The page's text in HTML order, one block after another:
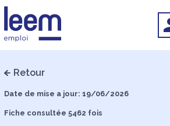
Retour
Date de mise a jour: 19/06/2026
Fiche consultée 5462 fois